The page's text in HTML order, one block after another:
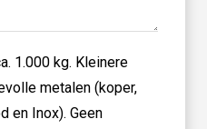
1.000 kg. Kleinere
metalen (koper,
en Inox). Geen